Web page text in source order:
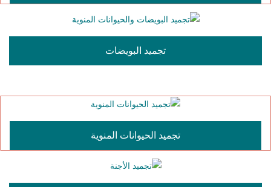
تجميد البويضات
تجميد الحيوانات المنوية